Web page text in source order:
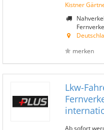
Kistner
merken
Lkw-
Ab sofort